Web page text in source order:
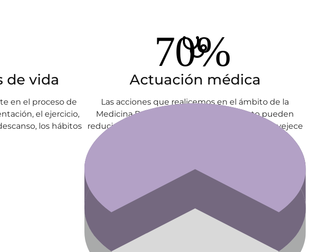
de vida
en el proceso de
el ejercicio,
los hábitos
Actuación médica
Las acciones que realicemos en el ámbito de la
Medicina Preventiva Antienvejecimiento pueden
reducir en gran medida la velocidad a la que envejece